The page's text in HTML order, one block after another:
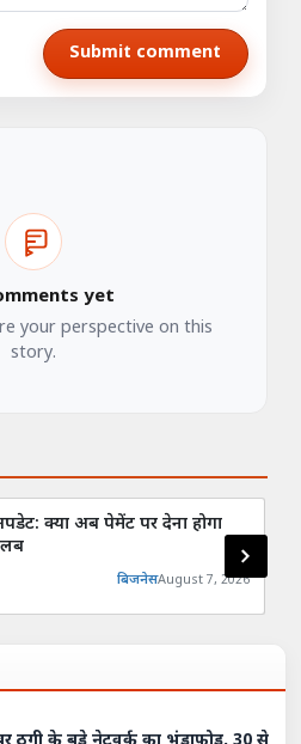
Submit comment
yet
your perspective on this
story.
क्या अब पेमेंट पर देना होगा
बिजनेसAugust 7, 2026